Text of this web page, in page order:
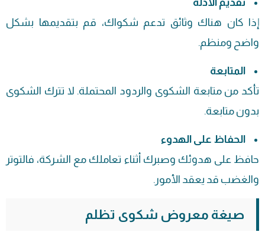
إذا كان هناك وثائق تدعم شكواك، قم بتقديمها بشكل
واضح ومنظم.
المتابعة
تأكد من متابعة الشكوى والردود المحتملة. لا تترك الشكوى
بدون متابعة.
الحفاظ على الهدوء
حافظ على هدوئك وصبرك أثناء تعاملك مع الشركة، فالتوتر
والغضب قد يعقد الأمور.
صيغة معروض شكوى تظلم